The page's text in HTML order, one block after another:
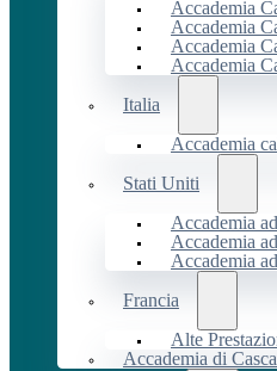
Accademia
Accademia
Accademia
Accademia
Italia
Accademia
Stati Uniti
Accademia
Accademia
Accademia
Francia
Alte
Accademia di